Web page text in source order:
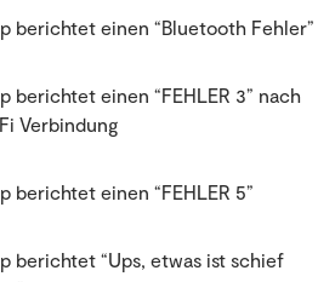
berichtet einen “Bluetooth Fehler”
berichtet einen “FEHLER 3” nach
Verbindung
berichtet einen “FEHLER 5”
berichtet “Ups, etwas ist schief